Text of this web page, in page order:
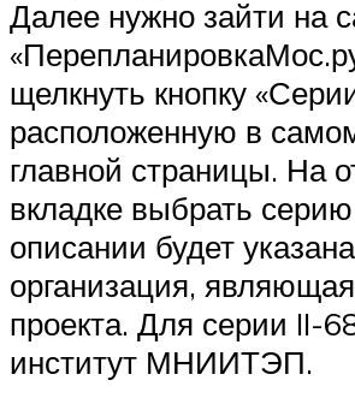
Далее нужно зайти на
щелкнуть кнопку
расположенную в
главной страницы. На
вкладке выбрать
описании будет указана
организация,
проекта. Для серии II-
институт МНИИТЭП.